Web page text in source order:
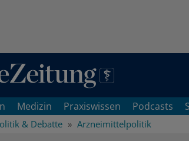
Medizin Praxiswissen Podcasts
& Debatte Arzneimittelpolitik